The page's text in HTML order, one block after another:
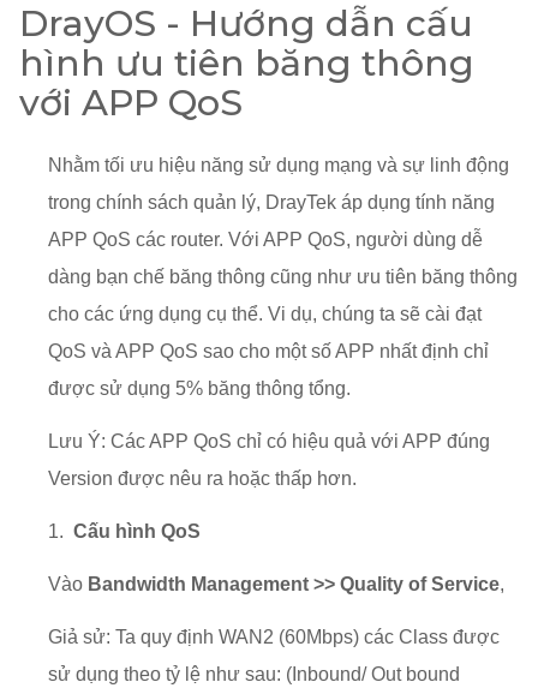
DrayOS - Hướng dẫn cấu
hình ưu tiên băng thông
với APP QoS
Nhằm tối ưu hiệu năng sử dụng mạng và sự linh động
trong chính sách quản lý, DrayTek áp dụng tính năng
APP QoS các router. Với APP QoS, người dùng dễ
dàng bạn chế băng thông cũng như ưu tiên băng thông
cho các ứng dụng cụ thể. Vi dụ, chúng ta sẽ cài đạt
QoS và APP QoS sao cho một số APP nhất định chỉ
được sử dụng 5% băng thông tổng.
Lưu Ý: Các APP QoS chỉ có hiệu quả với APP đúng
Version được nêu ra hoặc thấp hơn.
1. Cấu hình QoS
Vào Bandwidth Management >> Quality of Service,
Giả sử: Ta quy định WAN2 (60Mbps) các Class được
sử dụng theo tỷ lệ như sau: (Inbound/ Out bound